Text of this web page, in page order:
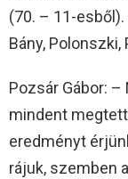
(70. – 11-esből).
Bány, Polonszki,
Pozsár Gábor:
mindent
eredményt
rájuk, szemben